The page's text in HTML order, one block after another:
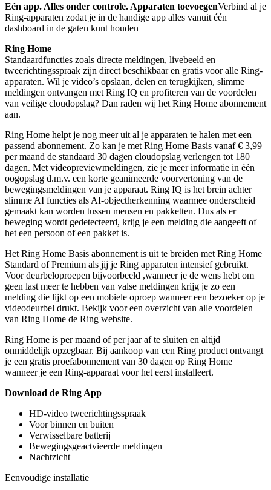
Eén app. Alles onder controle. Apparaten toevoegenVerbind al je
Ring-apparaten zodat je in de handige app alles vanuit één
dashboard in de gaten kunt houden
Ring Home
Standaardfuncties zoals directe meldingen, livebeeld en
tweerichtingsspraak zijn direct beschikbaar en gratis voor alle Ring-
apparaten. Wil je video’s opslaan, delen en terugkijken, slimme
meldingen ontvangen met Ring IQ en profiteren van de voordelen
van veilige cloudopslag? Dan raden wij het Ring Home abonnement
aan.
Ring Home helpt je nog meer uit al je apparaten te halen met een
passend abonnement. Zo kan je met Ring Home Basis vanaf € 3,99
per maand de standaard 30 dagen cloudopslag verlengen tot 180
dagen. Met videopreviewmeldingen, zie je meer informatie in één
oogopslag d.m.v. een korte geanimeerde voorvertoning van de
bewegingsmeldingen van je apparaat. Ring IQ is het brein achter
slimme AI functies als AI-objectherkenning waarmee onderscheid
gemaakt kan worden tussen mensen en pakketten. Dus als er
beweging wordt gedetecteerd, krijg je een melding die aangeeft of
het een persoon of een pakket is.
Het Ring Home Basis abonnement is uit te breiden met Ring Home
Standard of Premium als jij je Ring apparaten intensief gebruikt.
Voor deurbeloproepen bijvoorbeeld ,wanneer je de wens hebt om
geen last meer te hebben van valse meldingen krijg je zo een
melding die lijkt op een mobiele oproep wanneer een bezoeker op je
videodeurbel drukt. Bekijk voor een overzicht van alle voordelen
van Ring Home de Ring website.
Ring Home is per maand of per jaar af te sluiten en altijd
onmiddelijk opzegbaar. Bij aankoop van een Ring product ontvangt
je een gratis proefabonnement van 30 dagen op Ring Home
wanneer je een Ring-apparaat voor het eerst installeert.
Download de Ring App
HD-video tweerichtingsspraak
Voor binnen en buiten
Verwisselbare batterij
Bewegingsgeactvieerde meldingen
Nachtzicht
Eenvoudige installatie